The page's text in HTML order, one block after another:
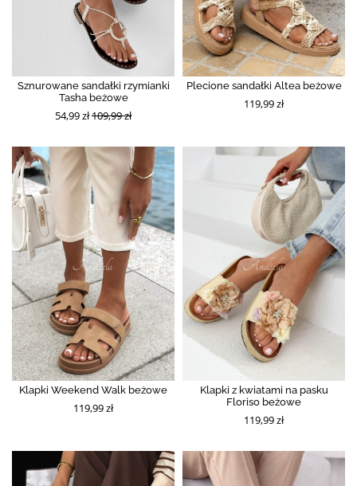
Sznurowane sandałki rzymianki
Tasha beżowe
54,99 zł109,99 zł
Plecione sandałki Altea beżowe
119,99 zł
Klapki Weekend Walk beżowe
119,99 zł
Klapki z kwiatami na pasku
Floriso beżowe
119,99 zł